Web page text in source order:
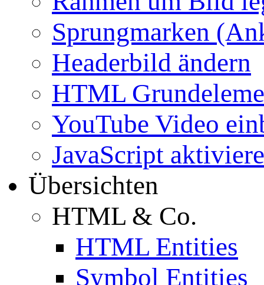
Sprungmarken
Headerbild ändern
HTML
YouTube Video
JavaScript
Übersichten
HTML & Co.
HTML Entities
Symbol Entities